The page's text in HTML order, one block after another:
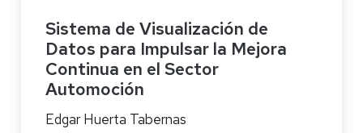
Sistema de Visualización de
Datos para Impulsar la Mejora
Continua en el Sector
Automoción
Edgar Huerta Tabernas